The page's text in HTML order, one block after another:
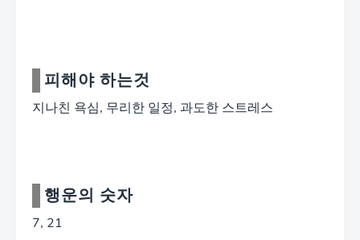
피해야 하는것
지나친 욕심, 무리한 일정, 과도한 스트레스
행운의 숫자
7, 21